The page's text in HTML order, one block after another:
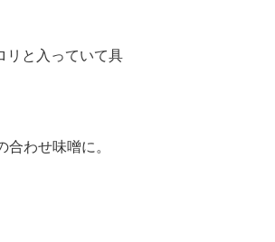
リと入っていて具
わせ味噌に。